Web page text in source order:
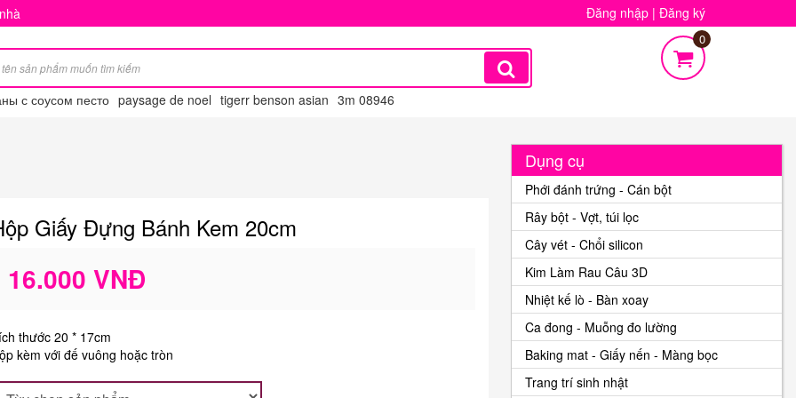
Đăng nhập | Đăng ký
с соусом песто paysage de noel tigerr benson asian 3m 08946
0
Giấy Đựng Bánh Kem 20cm
16.000 VNĐ
thước 20 * 17cm
kèm với đế vuông hoặc tròn
Dụng cụ
Phới đánh trứng - Cán bột
Rây bột - Vợt, túi lọc
Cây vét - Chổi silicon
Kim Làm Rau Câu 3D
Nhiệt kế lò - Bàn xoay
Ca đong - Muỗng đo lường
Baking mat - Giấy nến - Màng bọc
Trang trí sinh nhật